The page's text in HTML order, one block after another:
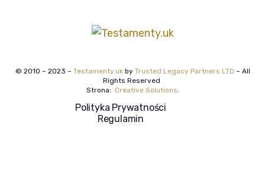
© 2010 – 2023 – Testamenty.ukby Trusted Legacy Partners LTD – All
Rights Reserved
Strona: Creative Solutions
Polityka Prywatności
Regulamin